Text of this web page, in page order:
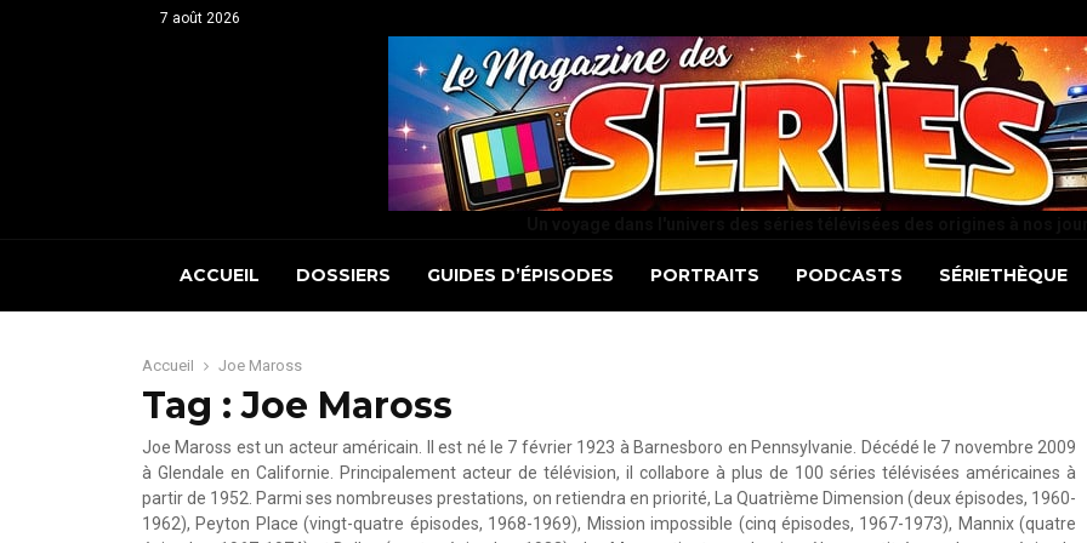
7 août 2026
ACCUEIL DOSSIERS GUIDES D’ÉPISODES PORTRAITS PODCASTS SÉRIETHÈQUE
Accueil Joe Maross
Tag : Joe Maross
Joe Maross est un acteur américain. Il est né le 7 février 1923 à Barnesboro en Pennsylvanie. Décédé le 7 novembre 2009
à Glendale en Californie. Principalement acteur de télévision, il collabore à plus de 100 séries télévisées américaines à
partir de 1952. Parmi ses nombreuses prestations, on retiendra en priorité, La Quatrième Dimension (deux épisodes, 1960-
1962), Peyton Place (vingt-quatre épisodes, 1968-1969), Mission impossible (cinq épisodes, 1967-1973), Mannix (quatre